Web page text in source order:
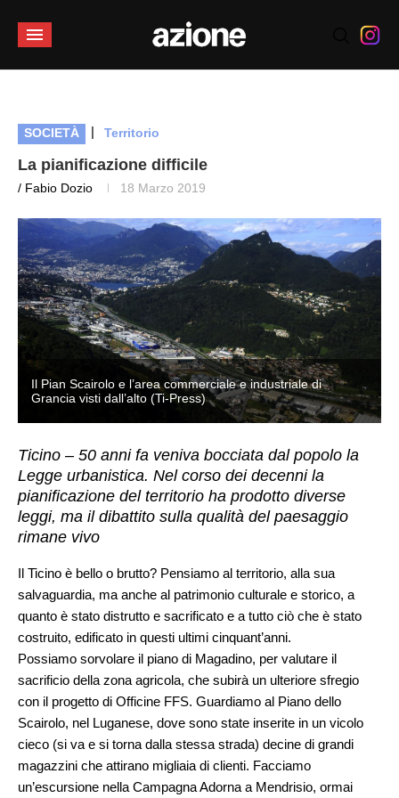
SOCIETÀ | Territorio
La pianificazione difficile
/ Fabio Dozio 18 Marzo 2019
Il Pian Scairolo e l’area commerciale e industriale di
Grancia visti dall’alto (Ti-Press)
Ticino – 50 anni fa veniva bocciata dal popolo la
Legge urbanistica. Nel corso dei decenni la
pianificazione del territorio ha prodotto diverse
leggi, ma il dibattito sulla qualità del paesaggio
rimane vivo
Il Ticino è bello o brutto? Pensiamo al territorio, alla sua
salvaguardia, ma anche al patrimonio culturale e storico, a
quanto è stato distrutto e sacrificato e a tutto ciò che è stato
costruito, edificato in questi ultimi cinquant’anni.
Possiamo sorvolare il piano di Magadino, per valutare il
sacrificio della zona agricola, che subirà un ulteriore sfregio
con il progetto di Officine FFS. Guardiamo al Piano dello
Scairolo, nel Luganese, dove sono state inserite in un vicolo
cieco (si va e si torna dalla stessa strada) decine di grandi
magazzini che attirano migliaia di clienti. Facciamo
un’escursione nella Campagna Adorna a Mendrisio, ormai